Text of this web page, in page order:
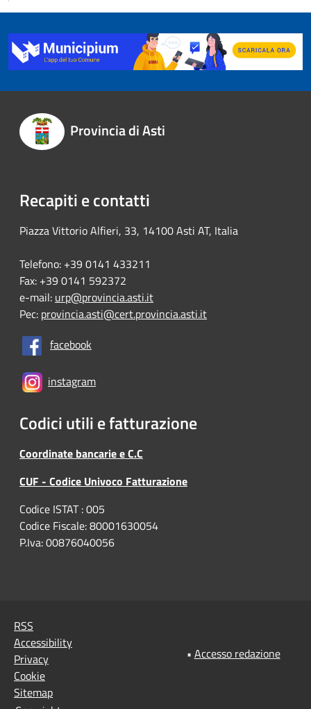
Provincia di Asti
Recapiti e contatti
Piazza Vittorio Alfieri, 33, 14100 Asti AT, Italia
Telefono: +39 0141 433211
Fax: +39 0141 592372
e-mail: urp@provincia.asti.it
Pec: provincia.asti@cert.provincia.asti.it
facebook
instagram
Codici utili e fatturazione
Coordinate bancarie e C.C
CUF - Codice Univoco Fatturazione
Codice ISTAT : 005
Codice Fiscale: 80001630054
P.Iva: 00876040056
RSS
Accessibility
Privacy
Cookie
Sitemap
• Accesso redazione